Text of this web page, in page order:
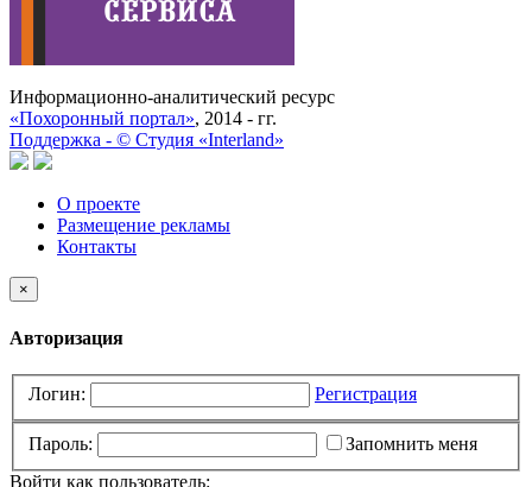
Информационно-аналитический ресурс
«Похоронный портал», 2014 - гг.
Поддержка - © Cтудия «Interland»
О проекте
Размещение рекламы
Контакты
×
Авторизация
Логин: Регистрация
Пароль:
Запомнить меня
Войти как пользователь: